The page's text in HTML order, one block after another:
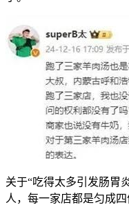
关于“吃得太多引发肠胃
人，每一家店都是匀成